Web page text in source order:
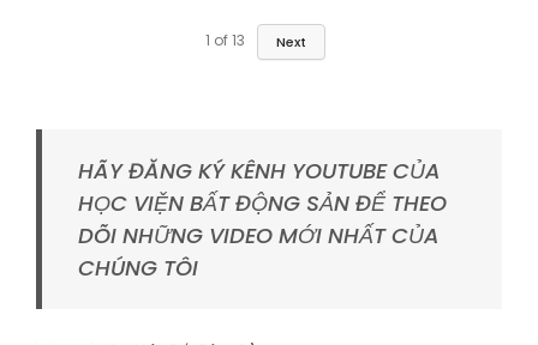
1 of 13 Next
HÃY ĐĂNG KÝ KÊNH YOUTUBE CỦA
HỌC VIỆN BẤT ĐỘNG SẢN ĐỂ THEO
DÕI NHỮNG VIDEO MỚI NHẤT CỦA
CHÚNG TÔI